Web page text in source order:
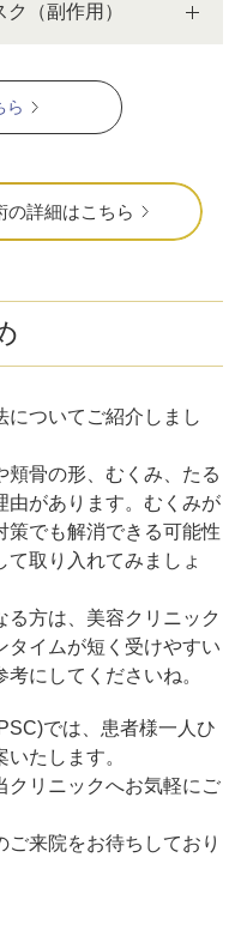
（副作用）
ら
の詳細はこちら
についてご紹介しまし
頬骨の形、むくみ、たる
由があります。むくみが
策でも解消できる可能性
取り入れてみましょ
方は、美容クリニック
タイムが短く受けやすい
にしてくださいね。
では、患者様一人ひ
たします。
クリニックへお気軽にご
来院をお待ちしており